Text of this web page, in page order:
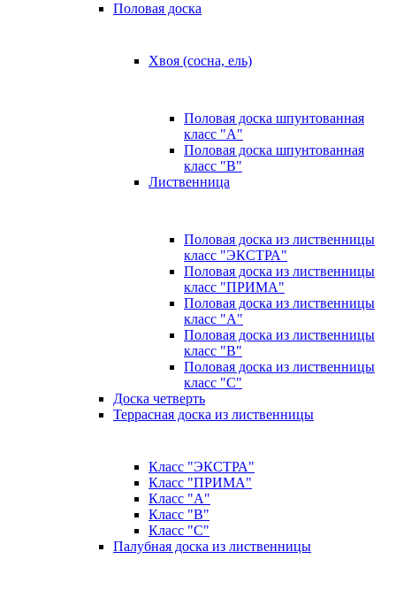
Половая доска
Хвоя (сосна, ель)
Половая доска шпунтованная
класс "А"
Половая доска шпунтованная
класс "B"
Лиственница
Половая доска из лиственницы
класс "ЭКСТРА"
Половая доска из лиственницы
класс "ПРИМА"
Половая доска из лиственницы
класс "А"
Половая доска из лиственницы
класс "B"
Половая доска из лиственницы
класс "C"
Доска четверть
Террасная доска из лиственницы
Класс "ЭКСТРА"
Класс "ПРИМА"
Класс "А"
Класс "B"
Класс "C"
Палубная доска из лиственницы